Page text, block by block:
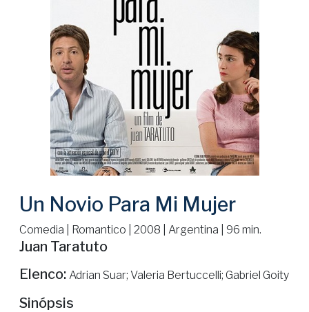
Un Novio Para Mi Mujer
Comedia | Romantico | 2008 | Argentina | 96 min.
Juan Taratuto
Elenco: Adrian Suar; Valeria Bertuccelli; Gabriel Goity
Sinópsis